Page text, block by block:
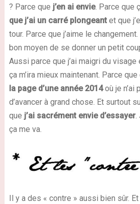
? Parce que j’en ai envie. Parce que
que j’ai un carré plongeantet que
tour. Parce que j’aime le
bon moyen de se donner un petit
Aussi parce que j’ai maigri du
ça m’ira mieux maintenant. Parce
la page d’une année 2014où je n’ai
d’avancer à grand chose. Et surtout
que j’ai sacrément envie d’essayer.
ça me va.
Il y a des « contre » aussi bien sûr.